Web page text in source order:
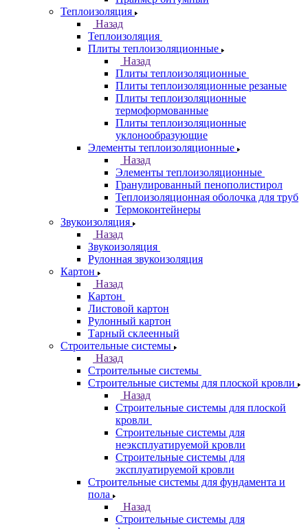
Теплоизоляция
Назад
Теплоизоляция
Плиты теплоизоляционные
Назад
Плиты теплоизоляционные
Плиты теплоизоляционные резаные
Плиты теплоизоляционные
термоформованные
Плиты теплоизоляционные
уклонообразующие
Элементы теплоизоляционные
Назад
Элементы теплоизоляционные
Гранулированный пенополистирол
Теплоизоляционная оболочка для труб
Термоконтейнеры
Звукоизоляция
Назад
Звукоизоляция
Рулонная звукоизоляция
Картон
Назад
Картон
Листовой картон
Рулонный картон
Тарный склеенный
Строительные системы
Назад
Строительные системы
Строительные системы для плоской кровли
Назад
Строительные системы для плоской
кровли
Строительные системы для
неэксплуатируемой кровли
Строительные системы для
эксплуатируемой кровли
Строительные системы для фундамента и
пола
Назад
Строительные системы для